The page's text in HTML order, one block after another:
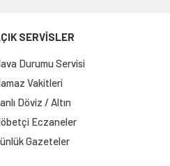
SERVİSLER
Durumu Servisi
Vakitleri
Döviz / Altın
Eczaneler
Gazeteler